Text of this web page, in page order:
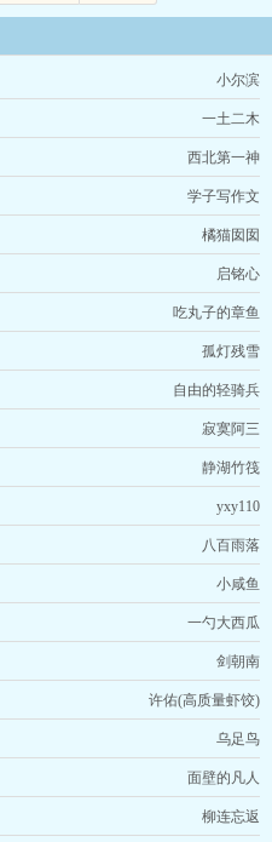
小尔滨
一土二木
西北第一神
学子写作文
橘猫囡囡
启铭心
吃丸子的章鱼
孤灯残雪
自由的轻骑兵
寂寞阿三
静湖竹筏
yxy110
八百雨落
小咸鱼
一勺大西瓜
剑朝南
许佑(高质量虾饺)
乌足鸟
面壁的凡人
柳连忘返